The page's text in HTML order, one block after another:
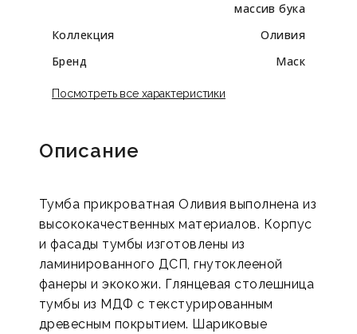
массив бука
Коллекция
Оливия
Бренд
Маск
Посмотреть все характеристики
Описание
Тумба прикроватная Оливия выполнена из
высококачественных материалов. Корпус
и фасады тумбы изготовлены из
ламинированного ДСП, гнутоклееной
фанеры и экокожи. Глянцевая столешница
тумбы из МДФ с текстурированным
древесным покрытием. Шариковые